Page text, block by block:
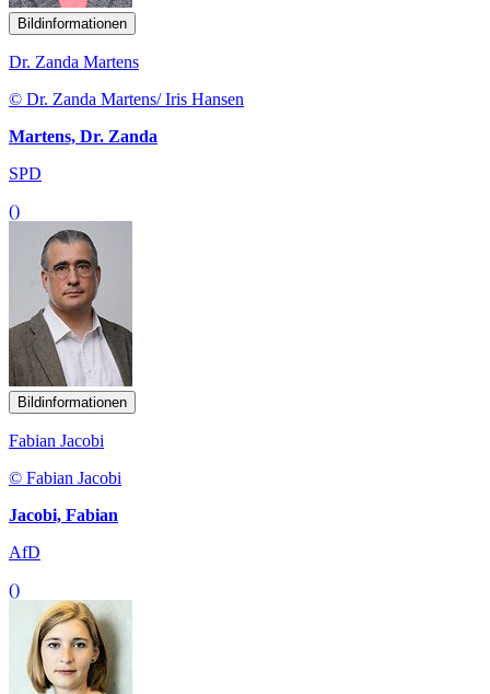
Bildinformationen
Dr. Zanda Martens
© Dr. Zanda Martens/ Iris Hansen
Martens, Dr. Zanda
SPD
()
Bildinformationen
Fabian Jacobi
© Fabian Jacobi
Jacobi, Fabian
AfD
()